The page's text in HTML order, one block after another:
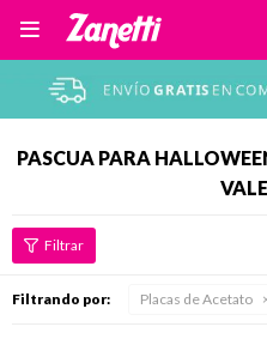

PASCUA PARA
Filtrando por: Placas de Acetato